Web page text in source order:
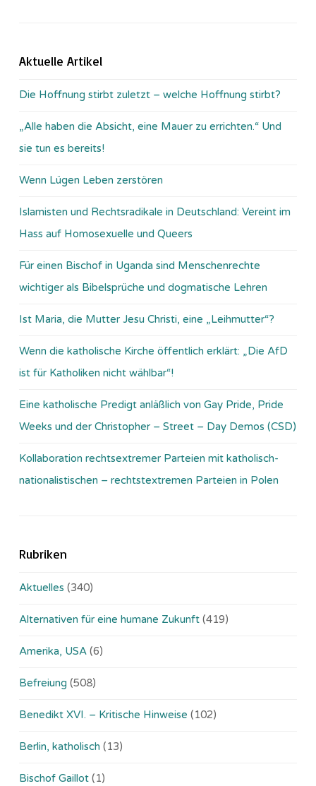
Aktuelle Artikel
Die Hoffnung stirbt zuletzt – welche Hoffnung stirbt?
„Alle haben die Absicht, eine Mauer zu errichten.“ Und
sie tun es bereits!
Wenn Lügen Leben zerstören
Islamisten und Rechtsradikale in Deutschland: Vereint im
Hass auf Homosexuelle und Queers
Für einen Bischof in Uganda sind Menschenrechte
wichtiger als Bibelsprüche und dogmatische Lehren
Ist Maria, die Mutter Jesu Christi, eine „Leihmutter“?
Wenn die katholische Kirche öffentlich erklärt: „Die AfD
ist für Katholiken nicht wählbar“!
Eine katholische Predigt anläßlich von Gay Pride, Pride
Weeks und der Christopher – Street – Day Demos (CSD)
Kollaboration rechtsextremer Parteien mit katholisch-
nationalistischen – rechtstextremen Parteien in Polen
Rubriken
Aktuelles (340)
Alternativen für eine humane Zukunft (419)
Amerika, USA (6)
Befreiung (508)
Benedikt XVI. – Kritische Hinweise (102)
Berlin, katholisch (13)
Bischof Gaillot (1)